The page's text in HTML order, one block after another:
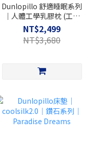
Dunlopillo 舒適睡眠系列
｜人體工學乳膠枕 (工學
型)
NT$2,499
NT$3,680